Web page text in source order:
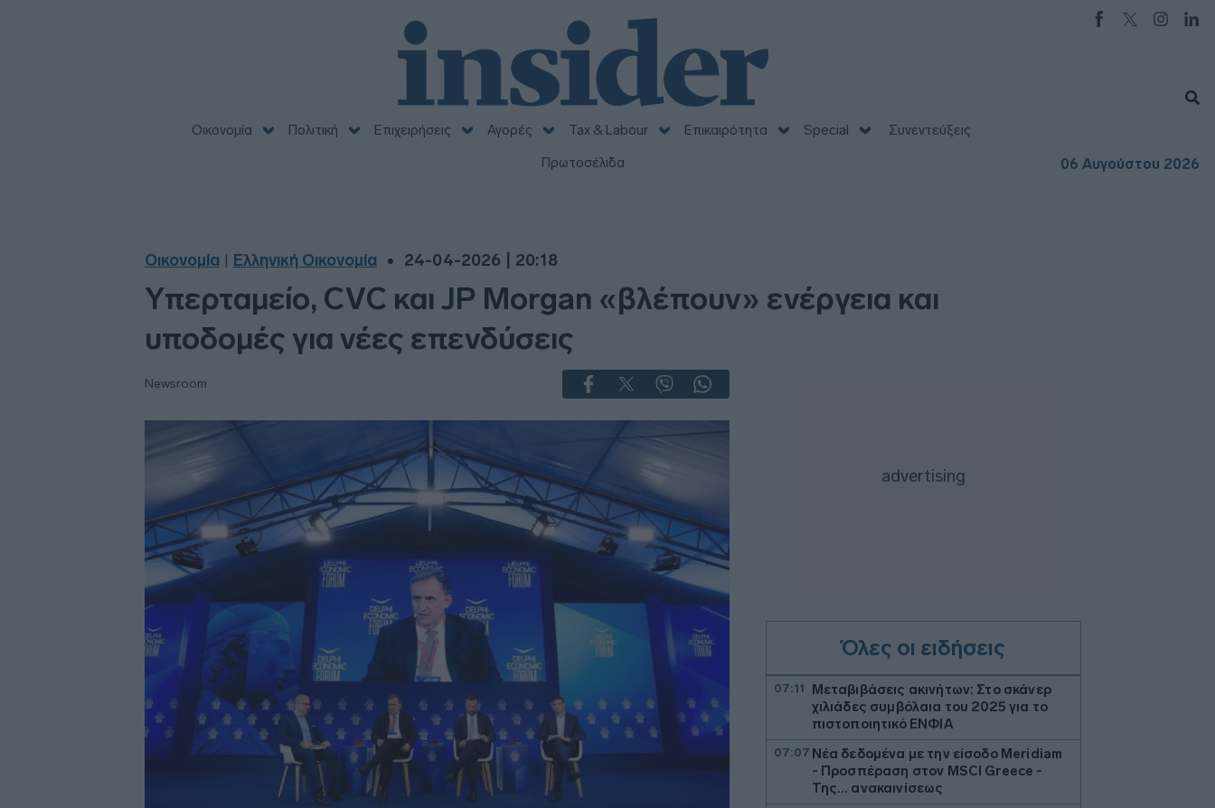
Οικονομία Πολιτική Επιχειρήσεις Αγορές Tax & Labour Επικαιρότητα Special
Συνεντεύξεις
Πρωτοσέλιδα
06 Αυγούστου 2026
Οικονομία Ελληνική Οικονομία 24-04-2026 | 20:18
Υπερταμείο, CVC και JP Morgan «βλέπουν» ενέργεια και
υποδομές για νέες επενδύσεις
Newsroom
Όλες οι ειδήσεις
07:11
Μεταβιβάσεις ακινήτων: Στο σκάνερ
χιλιάδες συμβόλαια του 2025 για το
πιστοποιητικό ΕΝΦΙΑ
07:07 Νέα δεδομένα με την είσοδο Meridiam
- Προσπέραση στον MSCI Greece -
Της… ανακαινίσεως